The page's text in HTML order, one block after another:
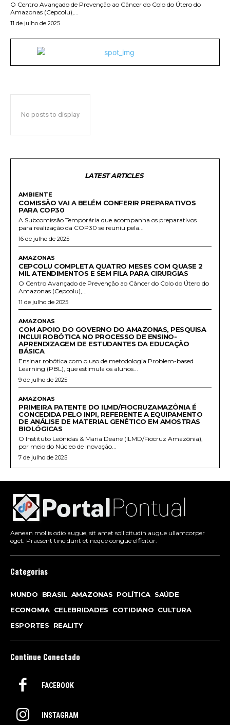
O Centro Avançado de Prevenção ao Câncer do Colo do Útero do
Amazonas (Cepcolu),...
11 de julho de 2025
No posts to display
LATEST ARTICLES
AMBIENTE
COMISSÃO VAI A BELÉM CONFERIR PREPARATIVOS
PARA COP30
A Subcomissão Temporária que acompanha os preparativos
para realização da COP30 se reuniu pela...
16 de julho de 2025
AMAZONAS
CEPCOLU COMPLETA QUATRO MESES COM QUASE 2
MIL ATENDIMENTOS E SEM FILA PARA CIRURGIAS
O Centro Avançado de Prevenção ao Câncer do Colo do Útero do
Amazonas (Cepcolu),...
11 de julho de 2025
AMAZONAS
COM APOIO DO GOVERNO DO AMAZONAS, PESQUISA
INCLUI ROBÓTICA NO PROCESSO DE ENSINO-
APRENDIZAGEM DE ESTUDANTES DA EDUCAÇÃO
BÁSICA
Ensinar robótica com o uso de metodologia Problem-based
Learning (PBL), que estimula os alunos...
9 de julho de 2025
AMAZONAS
PRIMEIRA PATENTE DO ILMD/FIOCRUZAMAZÔNIA É
CONCEDIDA PELO INPI, REFERENTE A EQUIPAMENTO
DE ANÁLISE DE MATERIAL GENÉTICO EM AMOSTRAS
BIOLÓGICAS
O Instituto Leônidas & Maria Deane (ILMD/Fiocruz Amazônia),
por meio do Núcleo de Inovação...
7 de julho de 2025
Aenean mollis odio augue, sit amet sollicitudin augue ullamcorper
eget. Praesent tincidunt et neque congue efficitur.
Categorias
MUNDO BRASIL AMAZONAS POLÍTICA SAÚDE
ECONOMIA CELEBRIDADES COTIDIANO CULTURA
ESPORTES
REALITY
Continue Conectado
FACEBOOK
INSTAGRAM